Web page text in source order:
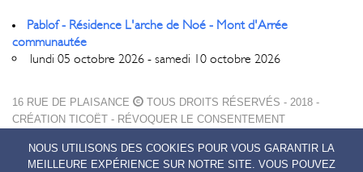
Pablof - Résidence L'arche de Noé - Mont d'Arrée
communautée
lundi 05 octobre 2026 - samedi 10 octobre 2026
16 RUE DE PLAISANCE
TOUS DROITS RÉSERVÉS - 2018 -
CRÉATION TICOËT - RÉVOQUER LE CONSENTEMENT
MENTIONS LÉGALES
POLITIQUE DE CONFIDENTIALITÉ
NOUS UTILISONS DES COOKIES POUR VOUS GARANTIR LA
MEILLEURE EXPÉRIENCE SUR NOTRE SITE. VOUS POUVEZ